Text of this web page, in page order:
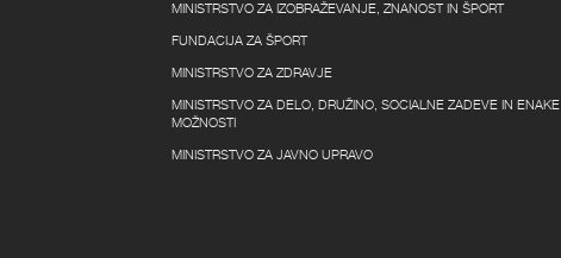
MINISTRSTVO ZA IZOBRAŽEVANJE, ZNANOST IN ŠPORT
FUNDACIJA ZA ŠPORT
MINISTRSTVO ZA ZDRAVJE
MINISTRSTVO ZA DELO, DRUŽINO, SOCIALNE ZADEVE IN ENAKE
MOŽNOSTI
MINISTRSTVO ZA JAVNO UPRAVO